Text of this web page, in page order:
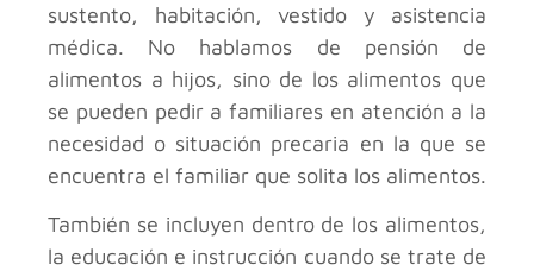
sustento, habitación, vestido y asistencia
médica. No hablamos de pensión de
alimentos a hijos, sino de los alimentos que
se pueden pedir a familiares en atención a la
necesidad o situación precaria en la que se
encuentra el familiar que solita los alimentos.
También se incluyen dentro de los alimentos,
la educación e instrucción cuando se trate de